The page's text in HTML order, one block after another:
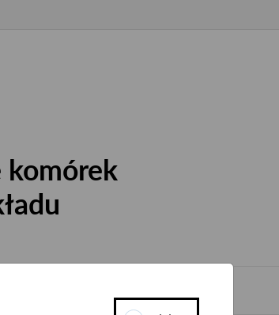
komórek